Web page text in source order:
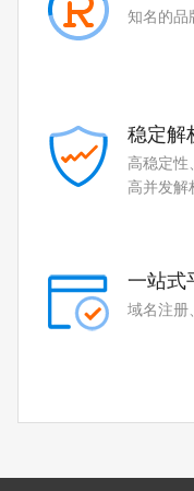
知名的品
稳定解
高稳定性
高并发解
一站式
域名注册